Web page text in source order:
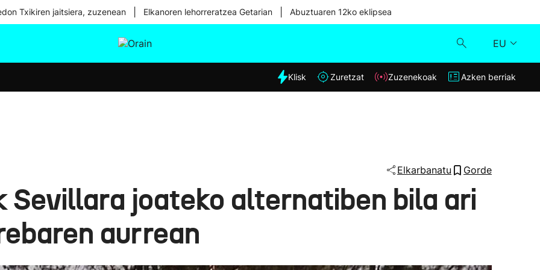
Txikiren jaitsiera, zuzenean Elkanoren lehorreratzea Getarian Abuztuaren 12ko eklipsea
EU
Eguraldia
Klisk
Azken berriak
Klisk Zuretzat Zuzenekoak Azken berriak
Elkarbanatu Gorde
Sevillara joateko alternatiben bila ari
aurrean